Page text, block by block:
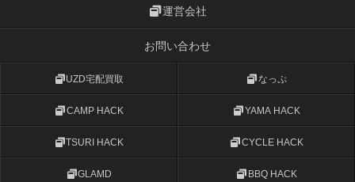
運営会社
お問い合わせ
UZD宅配買取 なっぷ
CAMP HACK YAMA HACK
TSURI HACK CYCLE HACK
GLAMD BBQ HACK